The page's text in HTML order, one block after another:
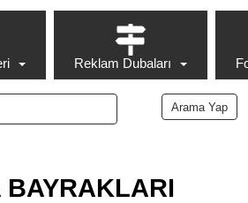
Reklam Dubaları
BAYRAKLARI